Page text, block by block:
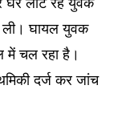
ली। घायल युवक
में चल रहा है।
दर्ज कर जांच